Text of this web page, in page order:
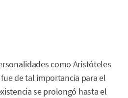
como Aristóteles
de tal importancia para el
se prolongó hasta el